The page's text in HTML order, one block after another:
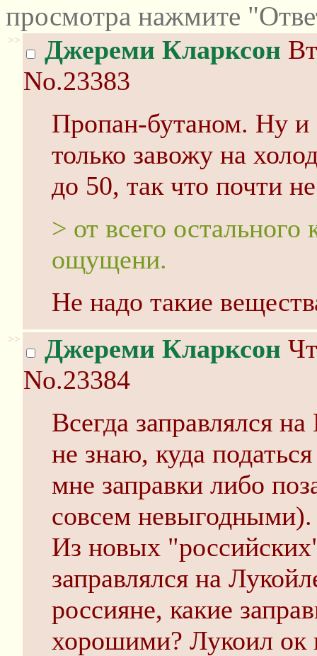
просмотра нажмите
>> Джереми Кларксон
No.23383
Пропан-бутаном. Ну и
только завожу на
до 50, так что почти
> от всего
ощущени.
Не надо такие
>> Джереми Кларксон
No.23384
Всегда заправлялся
не знаю, куда
мне заправки либо
совсем невыгодными).
Из новых
заправлялся на
россияне, какие
хорошими? Лукоил ок